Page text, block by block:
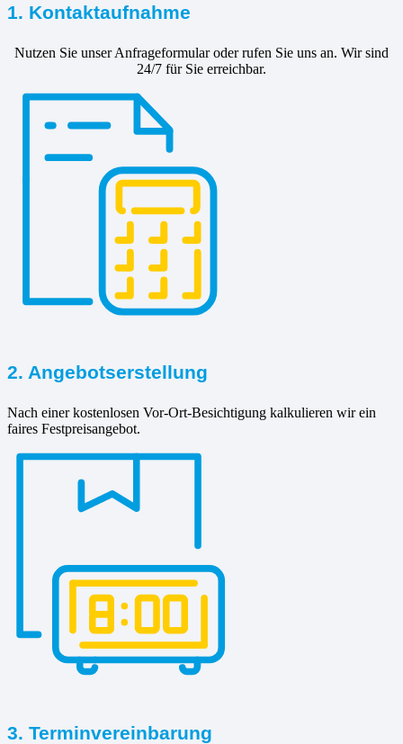
1. Kontaktaufnahme
Nutzen Sie unser Anfrageformular oder rufen Sie uns an. Wir sind
24/7 für Sie erreichbar.
2. Angebotserstellung
Nach einer kostenlosen Vor-Ort-Besichtigung kalkulieren wir ein
faires Festpreisangebot.
3. Terminvereinbarung